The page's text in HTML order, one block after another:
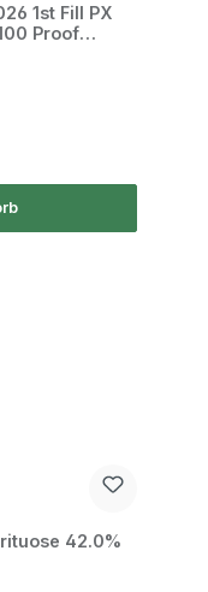
1st Fill PX
Proof
42.0%